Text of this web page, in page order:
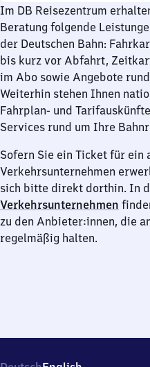
Im DB Reisezentrum
Beratung folgende
der Deutschen Bahn:
bis kurz vor Abfahrt,
im Abo sowie Angebote
Weiterhin stehen Ihnen
Fahrplan- und
Services rund um Ihre
Sofern Sie ein Ticket für ein
Verkehrsunternehmen
sich bitte direkt dorthin. In
Verkehrsunternehmen
zu den Anbieter:innen, die
regelmäßig halten.